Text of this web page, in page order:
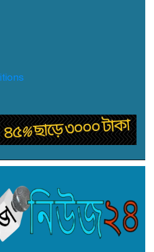
বন্যার্তদের মধ্যে তালামীযের
বর্ন্যাত দুইশ পরবিাররে মধ্যে
জুলাই নিবাচন অনু‌ষ্টিত হ‌বে ঢাকায়
অ্যাসোসিয়েশন নির্বাচনে
(সুনামগঞ্জ) পদে প্রার্থী একেএম
তালুকদার
বাতিল, এসএ খতিয়ানে
নির্দেশ
শিক্ষকের বিরুদ্ধে